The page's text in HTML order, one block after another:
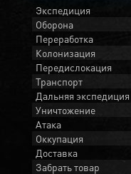
Экспедиция
Оборона
Переработка
Колонизация
Передислокация
Транспорт
Дальняя экспедиция
Уничтожение
Атака
Оккупация
Доставка
Забрать товар